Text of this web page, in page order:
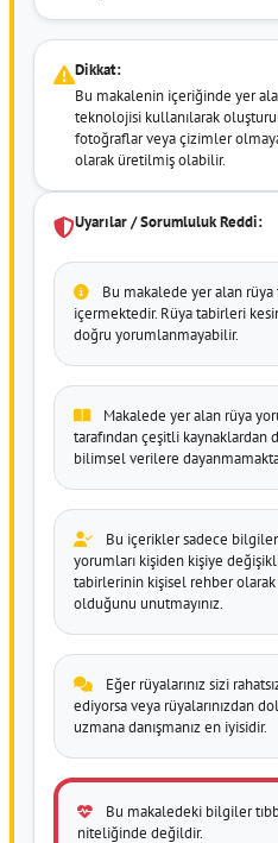
Dikkat:
Bu makalenin içeriğinde yer
teknolojisi kullanılarak
fotoğraflar veya çizimler
olarak üretilmiş olabilir.
Uyarılar / Sorumluluk Reddi:
Bu makalede yer alan
içermektedir. Rüya tabirleri
doğru yorumlanmayabilir.
Makalede yer alan rüya
tarafından çeşitli kaynaklardan
bilimsel verilere
Bu içerikler sadece
yorumları kişiden kişiye
tabirlerinin kişisel rehber olarak
olduğunu unutmayınız.
Eğer rüyalarınız sizi
ediyorsa veya rüyalarınızdan
uzmana danışmanız en iyisidir.
Bu makaledeki bilgiler
niteliğinde değildir.